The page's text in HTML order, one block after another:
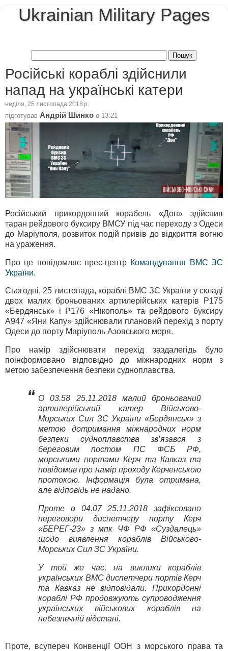
Ukrainian Military Pages
Російські кораблі здійснили
напад на українські катери
неділя, 25 листопада 2018 р.
підготував Андрій Шинко о 13:21
Російський прикордонний корабель «Дон» здійснив
таран рейдового буксиру ВМСУ під час переходу з Одеси
до Маріуполя, розвиток подій привів до відкриття вогню
на ураження.
Про це повідомляє прес-центр Командування ВМС ЗС
України.
Сьогодні, 25 листопада, кораблі ВМС ЗС України у складі
двох малих броньованих артилерійських катерів P175
«Бердянськ» і P176 «Нікополь» та рейдового буксиру
A947 «Яни Капу» здійснювали плановий перехід з порту
Одеси до порту Маріуполь Азовського моря.
Про намір здійснювати перехід заздалегідь було
поінформовано відповідно до міжнародних норм з
метою забезпечення безпеки судноплавства.
“ О 03.58 25.11.2018 малий броньований
артилерійський катер Військово-
Морських Сил ЗС України «Бердянськ» з
метою дотримання міжнародних норм
безпеки судноплавства зв’язався з
береговим постом ПС ФСБ РФ,
морськими портами Керч та Кавказ та
повідомив про намір проходу Керченською
протокою. Інформація була отримана,
але відповідь не надано.
Проте о 04.07 25.11.2018 зафіксовано
переговори диспетчеру порту Керч
«БЕРЕГ-23» з мпк ЧФ РФ «Суздалець»
щодо виявлення кораблів Військово-
Морських Сил ЗС України.
У той же час, на виклики кораблів
українських ВМС диспетчери портів Керч
та Кавказ не відповідали. Прикордонні
кораблі РФ продовжують супроводження
українських військових кораблів на
небезпечній відстані.
Проте, всупереч Конвенції ООН з морського права та